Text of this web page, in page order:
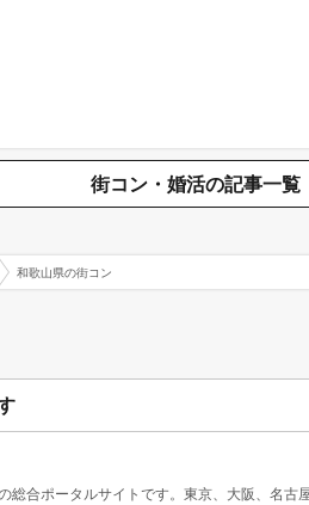
街コン・婚活の記事一覧
和歌山県の街コン
合ポータルサイトです。東京、大阪、名